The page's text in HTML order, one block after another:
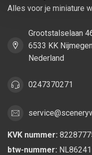
Alles voor je miniature
Grootstalselaan
6533 KK Nijmegen
Nederland
0247370271
KVK nummer:
btw-nummer: